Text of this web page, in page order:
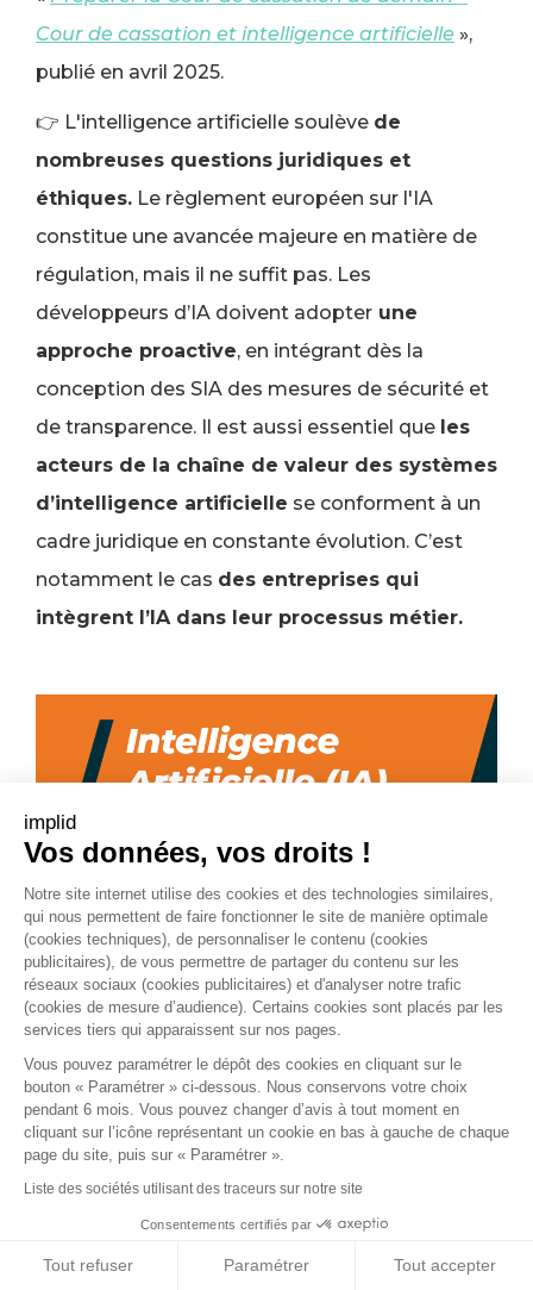
Cour de cassation et intelligence artificielle »,
publié en avril 2025.
👉 L'intelligence artificielle soulève de
nombreuses questions juridiques et
éthiques. Le règlement européen sur l'IA
constitue une avancée majeure en matière de
régulation, mais il ne suffit pas. Les
développeurs d’IA doivent adopter une
approche proactive, en intégrant dès la
conception des SIA des mesures de sécurité et
de transparence. Il est aussi essentiel que les
acteurs de la chaîne de valeur des systèmes
d’intelligence artificielle se conforment à un
cadre juridique en constante évolution. C’est
notamment le cas des entreprises qui
intègrent l’IA dans leur processus métier.
implid
Vos données, vos droits !
Notre site internet utilise des cookies et des technologies similaires,
qui nous permettent de faire fonctionner le site de manière optimale
(cookies techniques), de personnaliser le contenu (cookies
publicitaires), de vous permettre de partager du contenu sur les
réseaux sociaux (cookies publicitaires) et d'analyser notre trafic
(cookies de mesure d’audience). Certains cookies sont placés par les
services tiers qui apparaissent sur nos pages.
Vous pouvez paramétrer le dépôt des cookies en cliquant sur le
bouton « Paramétrer » ci-dessous. Nous conservons votre choix
pendant 6 mois. Vous pouvez changer d’avis à tout moment en
cliquant sur l’icône représentant un cookie en bas à gauche de chaque
page du site, puis sur « Paramétrer ».
Liste des sociétés utilisant des traceurs sur notre site
Consentements certifiés par
Tout refuser Paramétrer Tout accepter